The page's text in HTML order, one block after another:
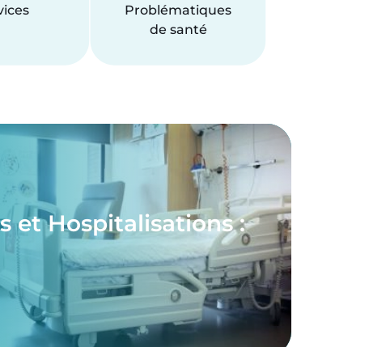
Problématiques
de santé
et Hospitalisations :